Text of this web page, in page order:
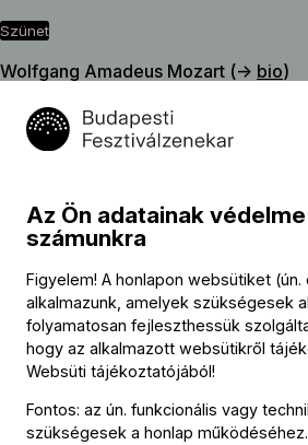
szünet
Wolfgang Amadeus Mozart (→ bio)
Dmitrij Sosztakovics (→bio)
Ludwig van Beethoven (→
bio )
13. (B-dúr) vonósnégyes – Cavatina,
Közreműködők
Koncertmester
Daniel Bard
Az Ön adatainak
számunkra
Figyelem! A honlapon websütiket
alkalmazunk, amelyek szükségesek
folyamatosan fejleszthessük
hogy az alkalmazott websütikről
Websüti tájékoztatójából!
Fontos: az ún. funkcionális vagy
szükségesek a honlap